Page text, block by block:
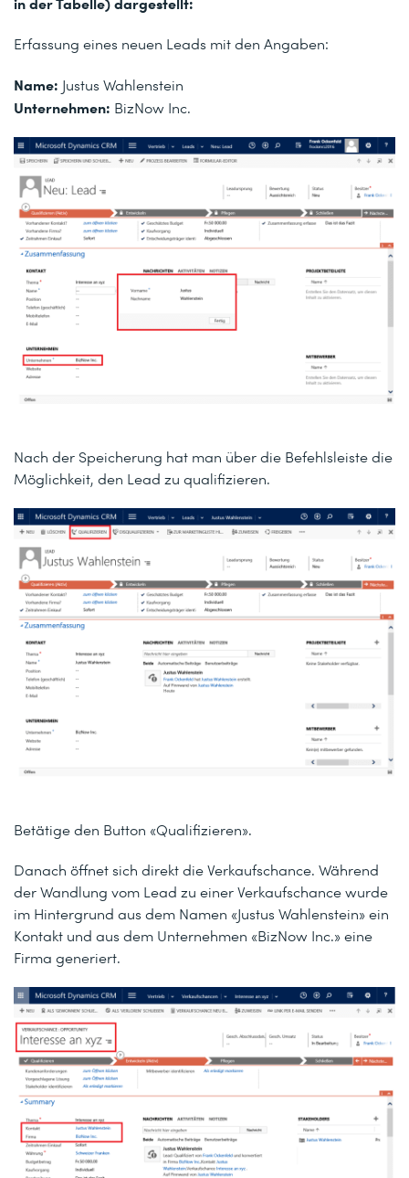
Erfassung eines neuen Leads mit den Angaben:
Name: Justus Wahlenstein
Unternehmen: BizNow Inc.
Nach der Speicherung hat man über die Befehlsleiste die
Möglichkeit, den Lead zu qualifizieren.
Betätige den Button «Qualifizieren».
Danach öffnet sich direkt die Verkaufschance. Während
der Wandlung vom Lead zu einer Verkaufschance wurde
im Hintergrund aus dem Namen «Justus Wahlenstein» ein
Kontakt und aus dem Unternehmen «BizNow Inc.» eine
Firma generiert.